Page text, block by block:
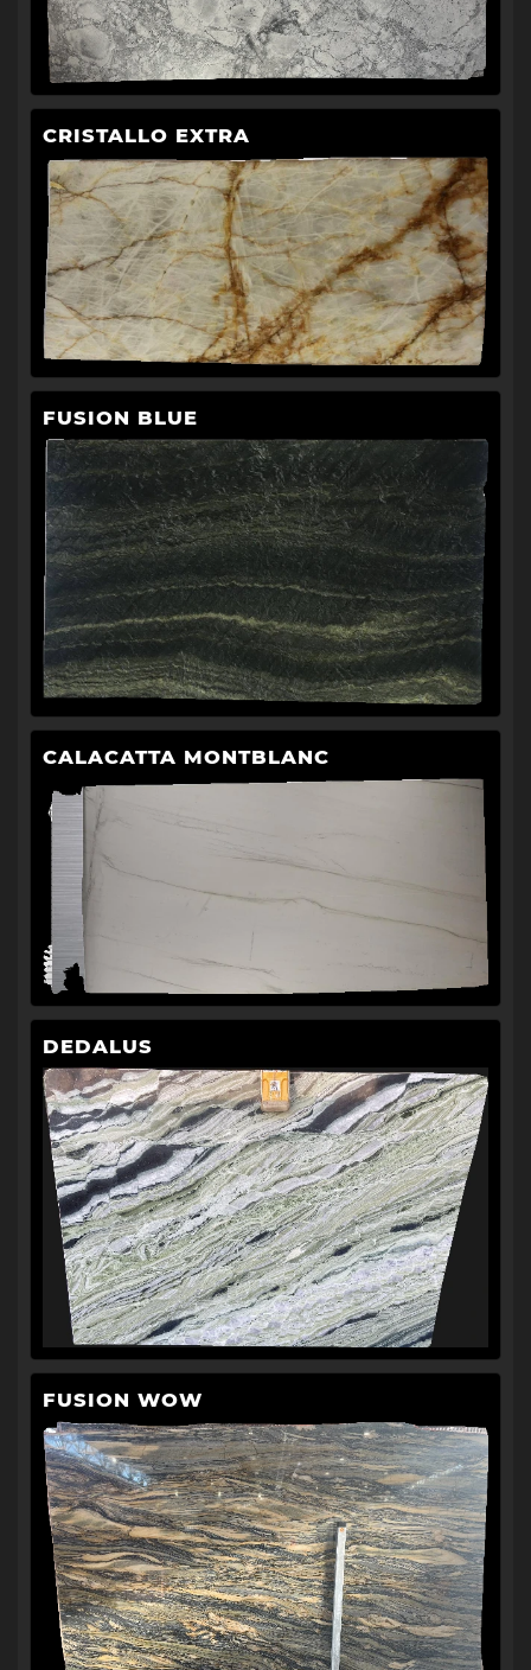
CRISTALLO EXTRA
FUSION BLUE
CALACATTA MONTBLANC
DEDALUS
FUSION WOW